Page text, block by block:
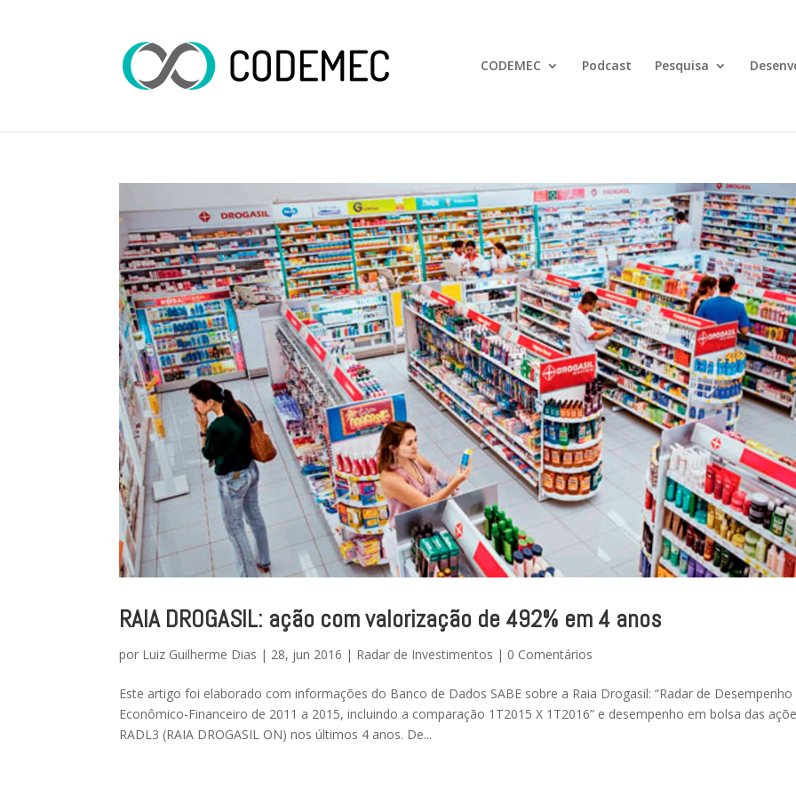
CODEMEC Podcast Pesquisa
RAIA DROGASIL: ação com valorização de 492% em 4 anos
por Luiz Guilherme Dias | 28, jun 2016 | Radar de Investimentos | 0 Comentários
Este artigo foi elaborado com informações do Banco de Dados SABE sobre a Raia Drogasil: “Radar de Desempenho
Econômico-Financeiro de 2011 a 2015, incluindo a comparação 1T2015 X 1T2016” e desempenho em bolsa das
RADL3 (RAIA DROGASIL ON) nos últimos 4 anos. De...